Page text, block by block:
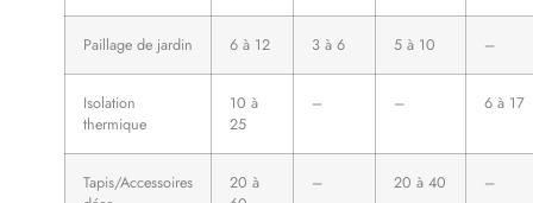
Paillage de jardin 6 à 12 3 à 6 5 à 10 –
Isolation
thermique
10 à
25
– – 6 à 17
Tapis/Accessoires
20 à
– 20 à 40 –